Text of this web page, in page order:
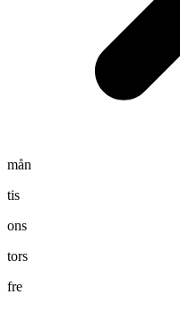
mån
tis
ons
tors
fre